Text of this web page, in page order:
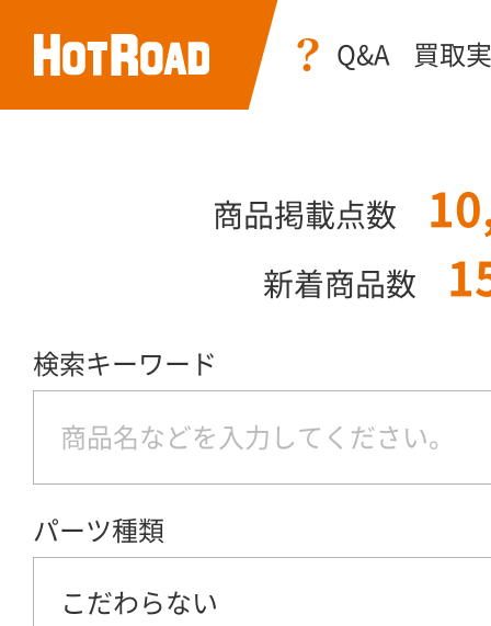
Q&A 買取
商品掲載点数
新着商品数
検索キーワード
パーツ種類
こだわらない